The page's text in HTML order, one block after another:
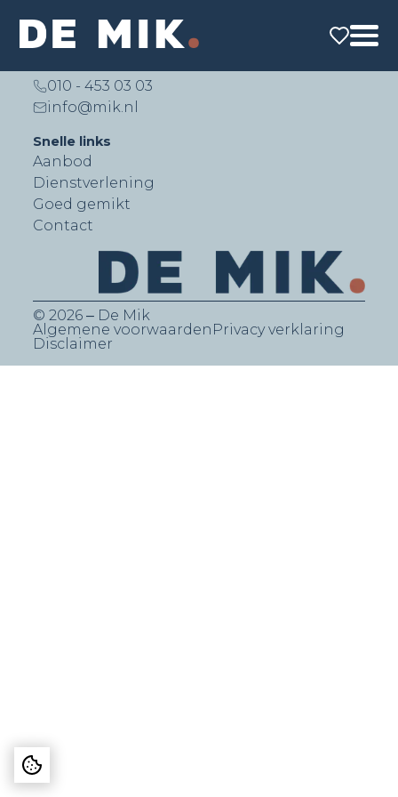
De Mik Real Estate Partners B.V.
Lichtenauerlaan 140 (Brainpark II)
010 - 453 03 03
info@mik.nl
Snelle links
Aanbod
Dienstverlening
Goed gemikt
Contact
© 2026 ‒ De Mik
Algemene voorwaarden Privacy verklaring
Disclaimer